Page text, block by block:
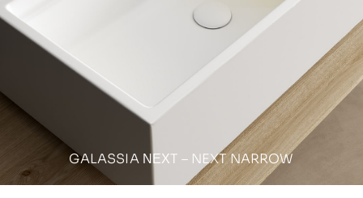
GALASSIA ΝΕΧT – NEXT NARROW